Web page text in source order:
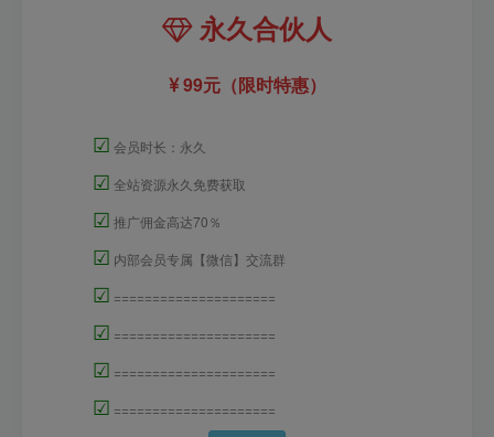
永久合伙人
99元（限时特惠）
☑ 会员时长：永久
☑ 全站资源永久免费获取
☑ 推广佣金高达70％
☑ 内部会员专属【微信】交流群
☑ =====================
☑ =====================
☑ =====================
☑ =====================